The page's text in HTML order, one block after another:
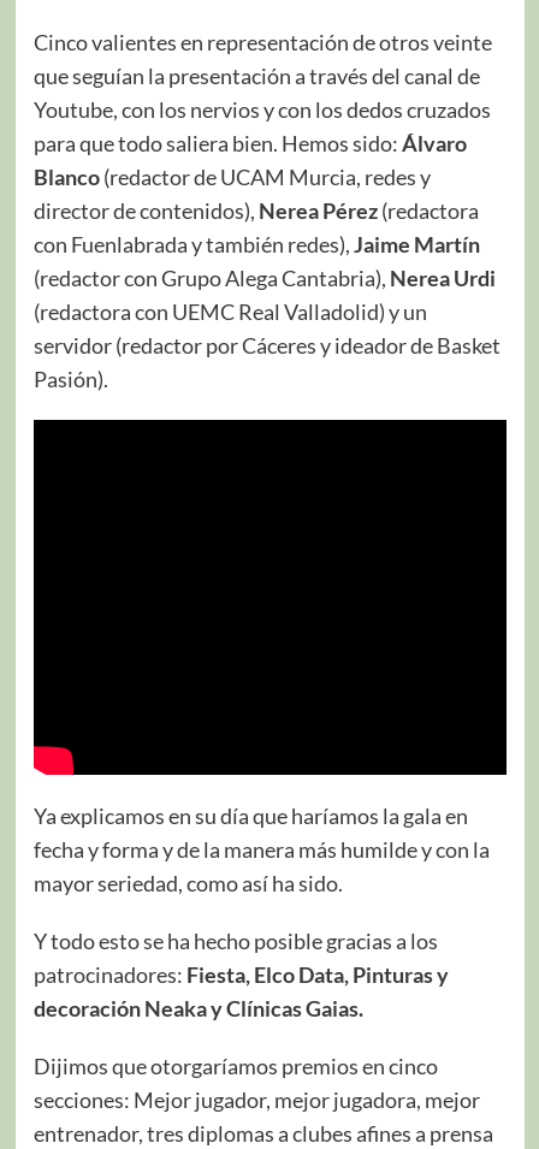
Cinco valientes en representación de otros veinte
que seguían la presentación a través del canal de
Youtube, con los nervios y con los dedos cruzados
para que todo saliera bien. Hemos sido:Álvaro
Blanco(redactor de UCAM Murcia, redes y
director de contenidos), Nerea Pérez(redactora
con Fuenlabrada y también redes),Jaime Martín
(redactor con Grupo Alega Cantabria), Nerea Urdi
(redactora con UEMC Real Valladolid) y un
servidor (redactor por Cáceres y ideador de Basket
Pasión).
Ya explicamos en su día que haríamos la gala en
fecha y forma y de la manera más humilde y con la
mayor seriedad, como así ha sido.
Y todo esto se ha hecho posible gracias a los
patrocinadores: Fiesta, Elco Data, Pinturas y
decoración Neaka y Clínicas Gaias.
Dijimos que otorgaríamos premios en cinco
secciones: Mejor jugador, mejor jugadora, mejor
entrenador, tres diplomas a clubes afines a prensa